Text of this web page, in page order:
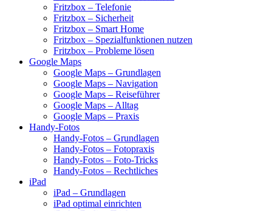
Fritzbox – Telefonie
Fritzbox – Sicherheit
Fritzbox – Smart Home
Fritzbox – Spezialfunktionen nutzen
Fritzbox – Probleme lösen
Google Maps
Google Maps – Grundlagen
Google Maps – Navigation
Google Maps – Reiseführer
Google Maps – Alltag
Google Maps – Praxis
Handy-Fotos
Handy-Fotos – Grundlagen
Handy-Fotos – Fotopraxis
Handy-Fotos – Foto-Tricks
Handy-Fotos – Rechtliches
iPad
iPad – Grundlagen
iPad optimal einrichten